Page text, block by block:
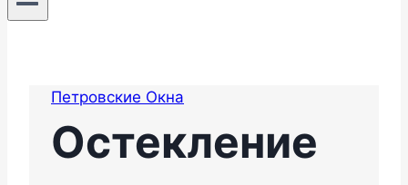
Петровские Окна
Остекление